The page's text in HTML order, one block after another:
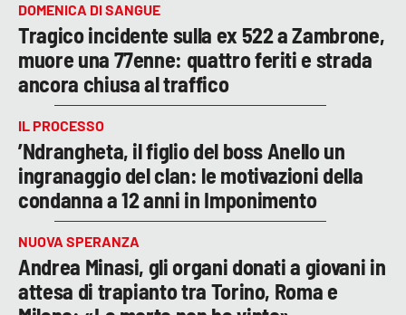
DOMENICA DI SANGUE
Tragico incidente sulla ex 522 a Zambrone,
muore una 77enne: quattro feriti e strada
ancora chiusa al traffico
IL PROCESSO
’Ndrangheta, il figlio del boss Anello un
ingranaggio del clan: le motivazioni della
condanna a 12 anni in Imponimento
NUOVA SPERANZA
Andrea Minasi, gli organi donati a giovani in
attesa di trapianto tra Torino, Roma e